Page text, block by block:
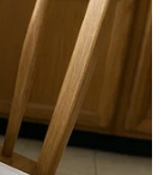
học./.